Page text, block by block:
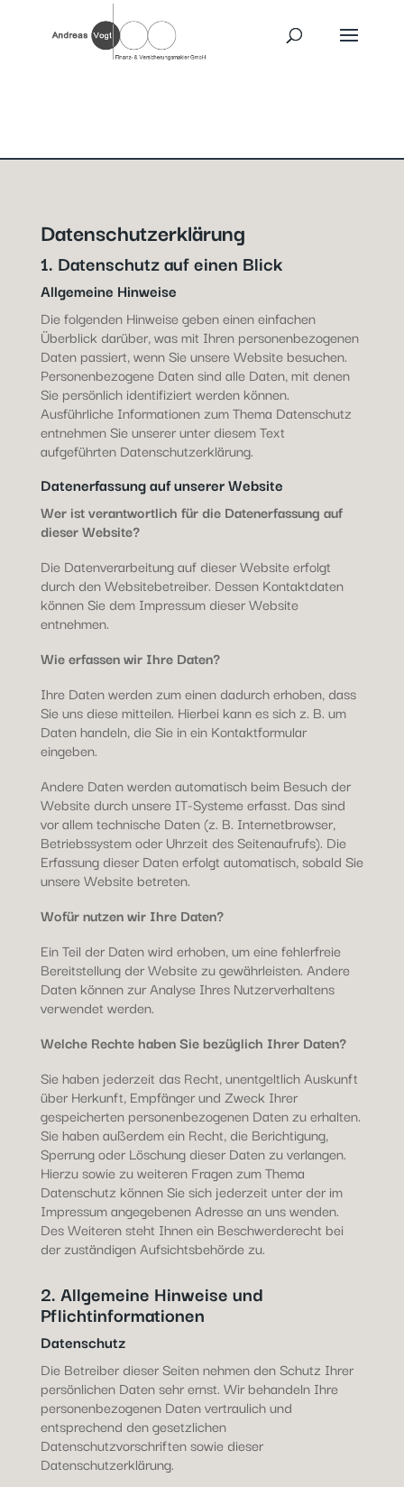
Datenschutzerklärung
1. Datenschutz auf einen Blick
Allgemeine Hinweise
Die folgenden Hinweise geben einen einfachen
Überblick darüber, was mit Ihren personenbezogenen
Daten passiert, wenn Sie unsere Website besuchen.
Personenbezogene Daten sind alle Daten, mit denen
Sie persönlich identifiziert werden können.
Ausführliche Informationen zum Thema Datenschutz
entnehmen Sie unserer unter diesem Text
aufgeführten Datenschutzerklärung.
Datenerfassung auf unserer Website
Wer ist verantwortlich für die Datenerfassung auf
dieser Website?
Die Datenverarbeitung auf dieser Website erfolgt
durch den Websitebetreiber. Dessen Kontaktdaten
können Sie dem Impressum dieser Website
entnehmen.
Wie erfassen wir Ihre Daten?
Ihre Daten werden zum einen dadurch erhoben, dass
Sie uns diese mitteilen. Hierbei kann es sich z. B. um
Daten handeln, die Sie in ein Kontaktformular
eingeben.
Andere Daten werden automatisch beim Besuch der
Website durch unsere IT-Systeme erfasst. Das sind
vor allem technische Daten (z. B. Internetbrowser,
Betriebssystem oder Uhrzeit des Seitenaufrufs). Die
Erfassung dieser Daten erfolgt automatisch, sobald Sie
unsere Website betreten.
Wofür nutzen wir Ihre Daten?
Ein Teil der Daten wird erhoben, um eine fehlerfreie
Bereitstellung der Website zu gewährleisten. Andere
Daten können zur Analyse Ihres Nutzerverhaltens
verwendet werden.
Welche Rechte haben Sie bezüglich Ihrer Daten?
Sie haben jederzeit das Recht, unentgeltlich Auskunft
über Herkunft, Empfänger und Zweck Ihrer
gespeicherten personenbezogenen Daten zu erhalten.
Sie haben außerdem ein Recht, die Berichtigung,
Sperrung oder Löschung dieser Daten zu verlangen.
Hierzu sowie zu weiteren Fragen zum Thema
Datenschutz können Sie sich jederzeit unter der im
Impressum angegebenen Adresse an uns wenden.
Des Weiteren steht Ihnen ein Beschwerderecht bei
der zuständigen Aufsichtsbehörde zu.
2. Allgemeine Hinweise und
Pflichtinformationen
Datenschutz
Die Betreiber dieser Seiten nehmen den Schutz Ihrer
persönlichen Daten sehr ernst. Wir behandeln Ihre
personenbezogenen Daten vertraulich und
entsprechend den gesetzlichen
Datenschutzvorschriften sowie dieser
Datenschutzerklärung.